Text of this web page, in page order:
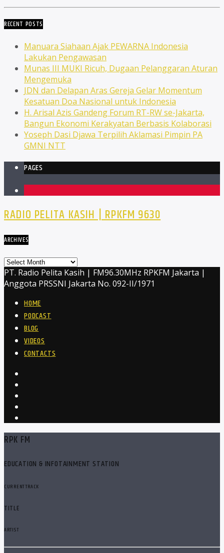
RECENT POSTS
Manuara Siahaan Ajak PEWARNA Indonesia
Lakukan Pengawasan
Munas III MUKI Ricuh, Dugaan Pelanggaran Aturan
Mengemuka
JDN dan Delapan Aras Gereja Gelar Momentum
Kesatuan Doa Nasional untuk Indonesia
H. Arisal Azis Gandeng Forum RT-RW se-Jakarta,
Bangun Ekonomi Kerakyatan Berbasis Kolaborasi
Yoseph Dasi Djawa Terpilih Aklamasi Pimpin PA
GMNI NTT
PAGES
RADIO PELITA KASIH | RPKFM 9630
ARCHIVES
Archives
PT. Radio Pelita Kasih | FM96.30MHz RPKFM Jakarta |
Anggota PRSSNI Jakarta No. 092-II/1971
HOME
PODCAST
BLOG
VIDEOS
CONTACTS
RPK FM
EDUCATION & INFOTAINMENT STATION
CURRENT TRACK
TITLE
ARTIST